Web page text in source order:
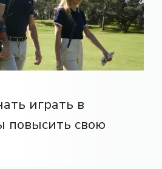
играть в
повысить свою